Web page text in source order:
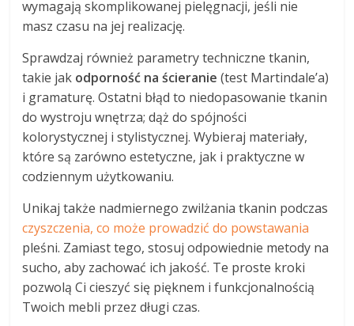
wymagają skomplikowanej pielęgnacji, jeśli nie
masz czasu na jej realizację.
Sprawdzaj również parametry techniczne tkanin,
takie jak odporność na ścieranie (test Martindale’a)
i gramaturę. Ostatni błąd to niedopasowanie tkanin
do wystroju wnętrza; dąż do spójności
kolorystycznej i stylistycznej. Wybieraj materiały,
które są zarówno estetyczne, jak i praktyczne w
codziennym użytkowaniu.
Unikaj także nadmiernego zwilżania tkanin podczas
czyszczenia, co może prowadzić do powstawania
pleśni. Zamiast tego, stosuj odpowiednie metody na
sucho, aby zachować ich jakość. Te proste kroki
pozwolą Ci cieszyć się pięknem i funkcjonalnością
Twoich mebli przez długi czas.